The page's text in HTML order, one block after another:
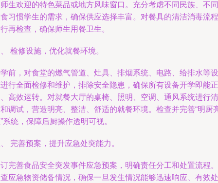
生欢迎的特色菜品或地方风味窗口。充分考虑不同民族、不同
习惯学生的需求，确保供应选择丰富。对餐具的清洁消毒流程
再检查，确保师生用餐卫生。
检修设施，优化就餐环境。
前，对食堂的燃气管道、灶具、排烟系统、电路、给排水等设
行全面检修和维护，排除安全隐患，确保所有设备开学即能正
高效运转。对就餐大厅的桌椅、照明、空调、通风系统进行清
调试，营造明亮、整洁、舒适的就餐环境。检查并完善“明厨
系统，保障后厨操作透明可视。
完善预案，提升应急处突能力。
完善食品安全突发事件应急预案，明确责任分工和处置流程。
应急物资储备情况，确保一旦发生情况能够迅速响应、有效处